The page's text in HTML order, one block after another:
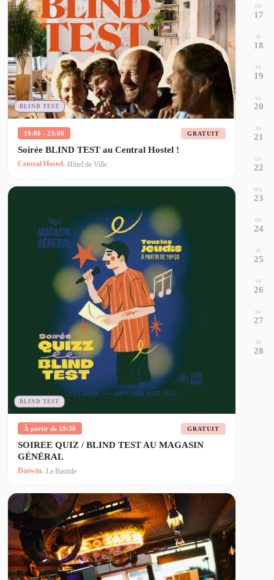
BLIND TEST
19:00 - 23:00 GRATUIT
Soirée BLIND TEST au Central Hostel !
Central Hostel- Hôtel de Ville
BLIND TEST
À partir de 19:30 GRATUIT
SOIREE QUIZ / BLIND TEST AU MAGASIN
GÉNÉRAL
Darwin- La Bastide
ME
17
JE
18
VE
19
SA
20
DI
21
LU
22
MA
23
ME
24
JE
25
VE
26
SA
27
DI
28